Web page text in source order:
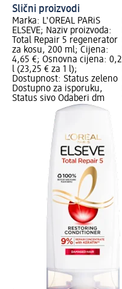
Slični proizvodi
Marka: L'ORÉAL PARiS
ELSEVE; Naziv proizvoda:
Total Repair 5 regenerator
za kosu, 200 ml; Cijena:
4,65 €; Osnovna cijena: 0,2
l (23,25 € za 1 l);
Dostupnost: Status zeleno
Dostupno za isporuku,
Status sivo Odaberi dm